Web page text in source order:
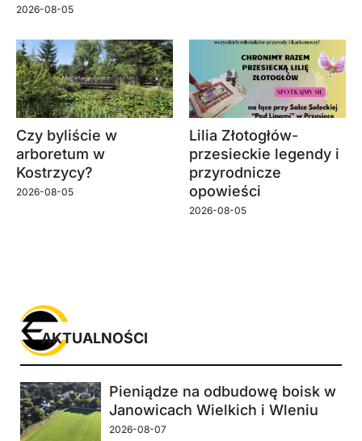
2026-08-05
Czy byliście w
arboretum w
Kostrzycy?
2026-08-05
Lilia Złotogłów-
przesieckie legendy i
przyrodnicze
opowieści
2026-08-05
Pieniądze na odbudowę boisk w
Janowicach Wielkich i Wleniu
2026-08-07
AKTUALNOŚCI